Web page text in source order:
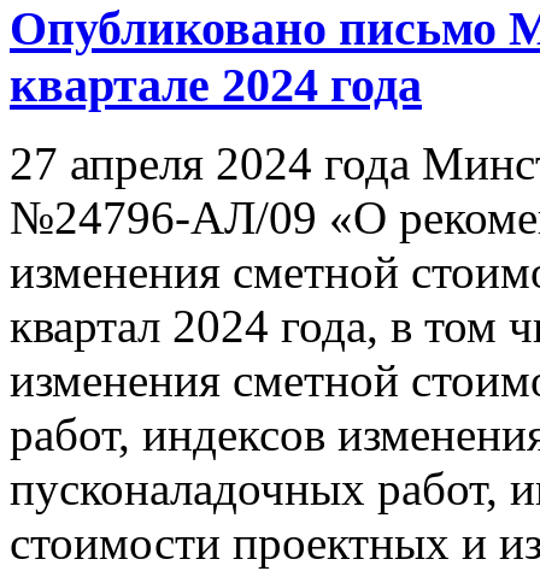
Опубликовано
квартале 2024 года
27 апреля 2024 года
№24796-АЛ/09 «О
изменения сметной
квартал 2024 года, в том
изменения сметной
работ, индексов
пусконаладочных работ,
стоимости проектных и